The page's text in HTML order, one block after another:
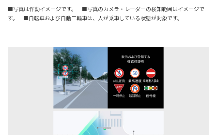
■写真は作動イメージです。 ■写真のカメラ・レーダーの検知範囲はイメージで
す。 ■自転車および自動二輪車は、人が乗車している状態が対象です。